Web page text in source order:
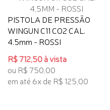
PISTOLA DE PRESSÃO
WINGUN C11 CO2 CAL.
4.5mm - ROSSI
R$ 712,50 à vista
ou R$ 750,00
em até 6x de R$ 125,00